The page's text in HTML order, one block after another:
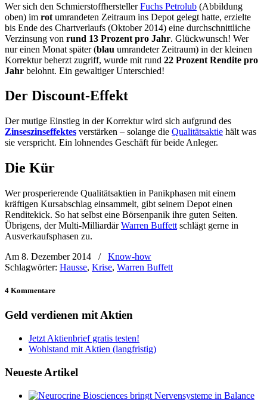
Wer sich den SchmierstoffherstellerFuchs Petrolub (Abbildung
oben) im rot umrandeten Zeitraum ins Depot gelegt hatte, erzielte
bis Ende des Chartverlaufs (Oktober 2014) eine durchschnittliche
Verzinsung von rund 13 Prozent pro Jahr. Glückwunsch! Wer
nur einen Monat später (blau umrandeter Zeitraum) in der kleinen
Korrektur beherzt zugriff, wurde mit rund 22 Prozent Rendite pro
Jahr belohnt. Ein gewaltiger Unterschied!
Der Discount-Effekt
Der mutige Einstieg in der Korrektur wird sich aufgrund des
Zinseszinseffektes verstärken – solange die Qualitätsaktie hält was
sie verspricht. Ein lohnendes Geschäft für beide Anleger.
Die Kür
Wer prosperierende Qualitätsaktien in Panikphasen mit einem
kräftigen Kursabschlag einsammelt, gibt seinem Depot einen
Renditekick. So hat selbst eine Börsenpanik ihre guten Seiten.
Übrigens, der Multi-MilliardärWarren Buffett schlägt gerne in
Ausverkaufsphasen zu.
Am 8. Dezember 2014
/
Know-how
Schlagwörter: Hausse, Krise, Warren Buffett
4 Kommentare
Geld verdienen mit Aktien
Jetzt Aktienbrief gratis testen!
Wohlstand mit Aktien (langfristig)
Neueste Artikel